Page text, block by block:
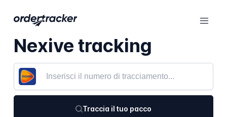
Nexive tracking
Traccia il tuo pacco